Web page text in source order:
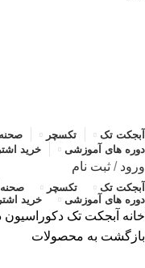
آبجکت تک تکسچر
دوره های آموزشی
خرید
ورود / ثبت نام
آبجکت تک تکسچر صحنه
دوره های آموزشی
خرید
خانه آبجکت تک دکوراسیون
بازگشت به محصولات